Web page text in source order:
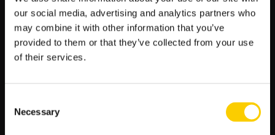
our social media, advertising and analytics partners who
may combine it with other information that you’ve
provided to them or that they’ve collected from your use
of their services.
Selection
Necessary
Obrona Stade Brestois 29,
dowodzona przez [Podaj imię i nazwisko
kluczowego obrońcy], jest jedną z mocniejszych
stron drużyny, co znacznie utrudnia przeciwnikom
zdobywanie bramek.
jasny cel – wygrana z Toulouse. Trener [Podaj imię i
nazwisko trenera] intensywnie pracuje nad taktyką i